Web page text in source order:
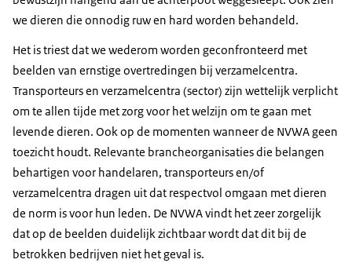
we dieren die onnodig ruw en hard worden behandeld.
Het is triest dat we wederom worden geconfronteerd met
beelden van ernstige overtredingen bij verzamelcentra.
Transporteurs en verzamelcentra (sector) zijn wettelijk verplicht
om te allen tijde met zorg voor het welzijn om te gaan met
levende dieren. Ook op de momenten wanneer de NVWA geen
toezicht houdt. Relevante brancheorganisaties die belangen
behartigen voor handelaren, transporteurs en/of
verzamelcentra dragen uit dat respectvol omgaan met dieren
de norm is voor hun leden. De NVWA vindt het zeer zorgelijk
dat op de beelden duidelijk zichtbaar wordt dat dit bij de
betrokken bedrijven niet het geval is.